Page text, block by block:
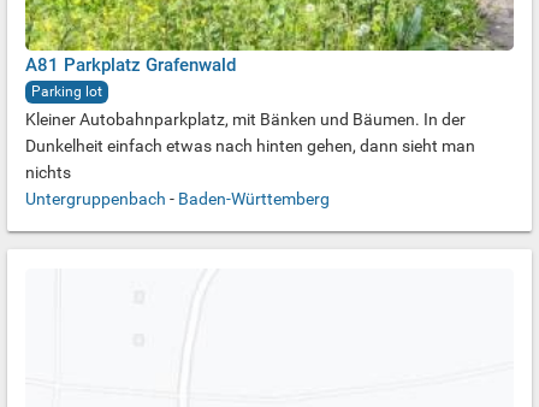
A81 Parkplatz Grafenwald
Parking lot
Kleiner Autobahnparkplatz, mit Bänken und Bäumen. In der
Dunkelheit einfach etwas nach hinten gehen, dann sieht man
nichts
Untergruppenbach - Baden-Württemberg